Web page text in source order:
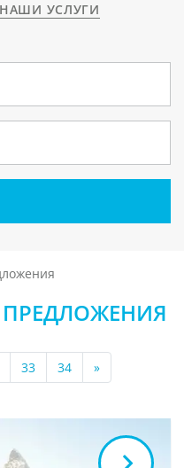
НАШИ УСЛУГИ
33 34 »